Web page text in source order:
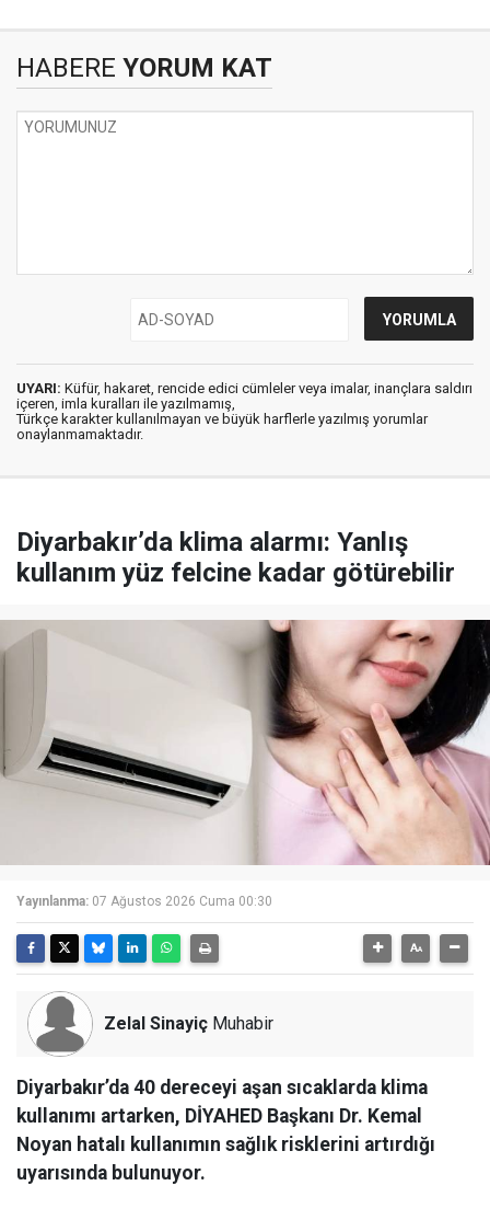
HABERE YORUM KAT
UYARI: Küfür, hakaret, rencide edici cümleler veya imalar, inançlara saldırı
içeren, imla kuralları ile yazılmamış,
Türkçe karakter kullanılmayan ve büyük harflerle yazılmış yorumlar
onaylanmamaktadır.
Diyarbakır’da klima alarmı: Yanlış
kullanım yüz felcine kadar götürebilir
Yayınlanma: 07 Ağustos 2026 Cuma 00:30
Zelal Sinayiç Muhabir
Diyarbakır’da 40 dereceyi aşan sıcaklarda klima
kullanımı artarken, DİYAHED Başkanı Dr. Kemal
Noyan hatalı kullanımın sağlık risklerini artırdığı
uyarısında bulunuyor.